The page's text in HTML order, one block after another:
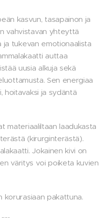
kasvun, tasapainon ja
vahvistavan yhteyttä
ja tukevan emotionaalista
auttaa
uusia alkuja sekä
Sen energiaa
hoitavaksi ja sydäntä
materiaaliltaan laadukasta
(kirurginterästä).
Jokainen kivi on
väritys voi poiketa kuvien
korurasiaan pakattuna.